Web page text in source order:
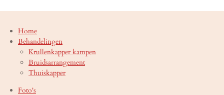
Home
Behandelingen
Krullenkapper kampen
Bruidsarrangement
Thuiskapper
Foto's